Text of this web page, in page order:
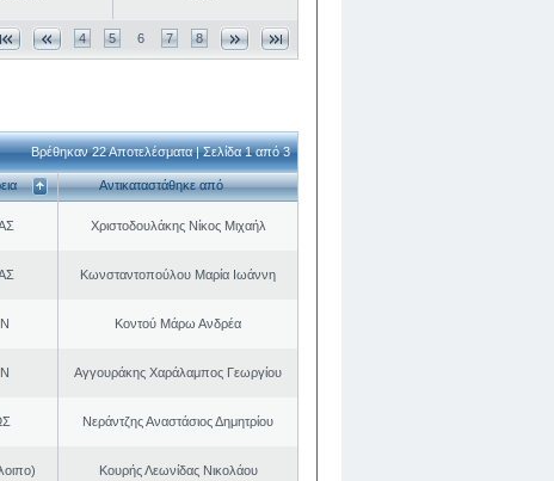
4 5 6 7 8
Βρέθηκαν 22 Αποτελέσματα | Σελίδα 1 από 3
Αντικαταστάθηκε από
Χριστοδουλάκης Νίκος Μιχαήλ
Κωνσταντοπούλου Μαρία Ιωάννη
Κοντού Μάρω Ανδρέα
Αγγουράκης Χαράλαμπος Γεωργίου
Νεράντζης Αναστάσιος Δημητρίου
Κουρής Λεωνίδας Νικολάου